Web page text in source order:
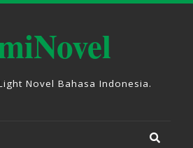
Novel Bahasa Indonesia.